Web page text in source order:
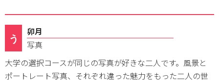
う
卯月
写真
大学の選択コースが同じの写真が好きな二人です。風景と
ポートレート写真、それぞれ違った魅力をもった二人の世